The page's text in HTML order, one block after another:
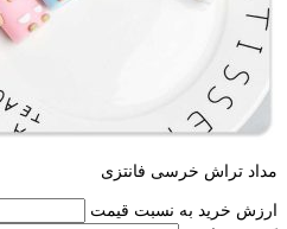
مداد تراش خرسی فانتزی
ارزش خرید به نسبت قیمت